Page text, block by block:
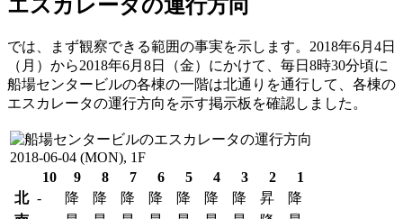
エスカレータの運行方向
では、まず観察できる範囲の事実を示します。2018年6月4日
（月）から2018年6月8日（金）にかけて、毎日8時30分頃に
船場センタービルの各棟の一階は北通りを通行して、各棟の
エスカレータの運行方向を示す掲示板を確認しました。
2018-06-04 (MON), 1F
10
9 8 7 6 5 4 3 2
1
北 - 降 降 降 降 降 降 降 昇
降